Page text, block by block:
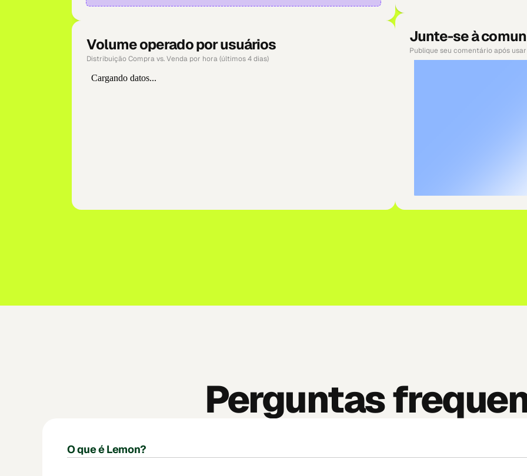
Volume operado por usuários
Distribuição Compra vs. Venda por hora (últimos 4 dias)
Junte-se à
Publique seu comentário após
Perguntas
O que é Lemon?